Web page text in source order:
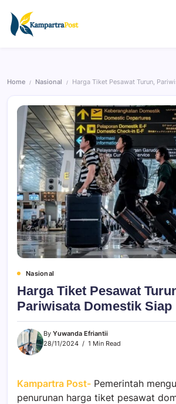
Home / Nasional / Harga Tiket Pesawat Turun,
Nasional
Harga Tiket Pesawat
Pariwisata Domestik Siap
By Yuwanda Efriantii
28/11/2024
1 Min Read
Kampartra Post- Pemerintah
penurunan harga tiket pesawat